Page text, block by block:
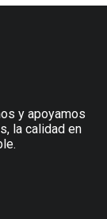
y apoyamos
la calidad en